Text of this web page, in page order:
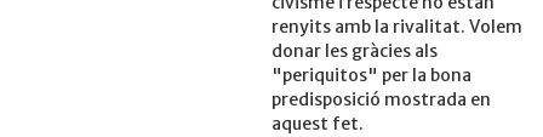
renyits amb la rivalitat. Volem
donar les gràcies als
"periquitos" per la bona
predisposició mostrada en
aquest fet.